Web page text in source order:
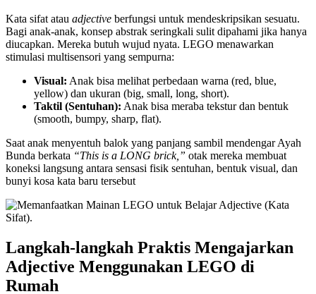
Kata sifat atau adjective berfungsi untuk mendeskripsikan sesuatu.
Bagi anak-anak, konsep abstrak seringkali sulit dipahami jika hanya
diucapkan. Mereka butuh wujud nyata. LEGO menawarkan
stimulasi multisensori yang sempurna:
Visual: Anak bisa melihat perbedaan warna (red, blue,
yellow) dan ukuran (big, small, long, short).
Taktil (Sentuhan): Anak bisa meraba tekstur dan bentuk
(smooth, bumpy, sharp, flat).
Saat anak menyentuh balok yang panjang sambil mendengar Ayah
Bunda berkata “This is a LONG brick,” otak mereka membuat
koneksi langsung antara sensasi fisik sentuhan, bentuk visual, dan
bunyi kosa kata baru tersebut
Langkah-langkah Praktis Mengajarkan
Adjective Menggunakan LEGO di
Rumah